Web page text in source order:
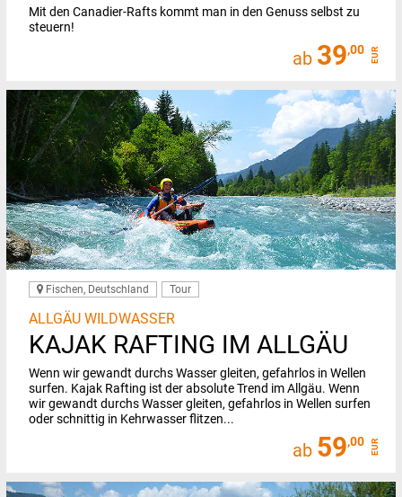
Mit den Canadier-Rafts kommt man in den Genuss selbst zu
steuern!
ab 39,00 EUR
Fischen, Deutschland Tour
ALLGÄU WILDWASSER
KAJAK RAFTING IM ALLGÄU
Wenn wir gewandt durchs Wasser gleiten, gefahrlos in Wellen
surfen. Kajak Rafting ist der absolute Trend im Allgäu. Wenn
wir gewandt durchs Wasser gleiten, gefahrlos in Wellen surfen
oder schnittig in Kehrwasser flitzen...
ab 59,00 EUR